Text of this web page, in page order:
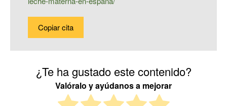
Copiar cita
¿Te ha gustado este contenido?
Valóralo y ayúdanos a mejorar